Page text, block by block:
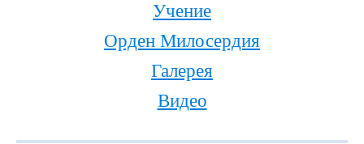
Учение
Орден Милосердия
Галерея
Видео